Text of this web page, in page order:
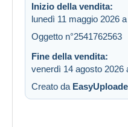
Inizio della vendita:
lunedì 11 maggio 2026
Oggetto n°2541762563
Fine della vendita:
venerdì 14 agosto 2026
Creato da